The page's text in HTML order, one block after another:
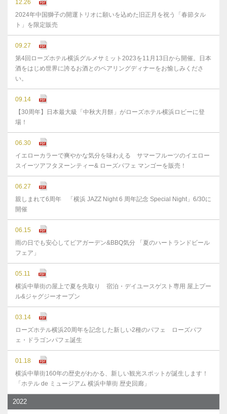
12.26
2024年中国獅子の開運トリオに願いを込めた旧正月を祝う「春節タル
ト」を限定販売
09.27
第4回ローズホテル横浜グルメサミット2023を11月13日から開催。日本
酒をはじめ世界に誇るお酒とのペアリングディナーをお愉しみくださ
い。
09.14
【30周年】日本最大級「中秋大月餅」がローズホテル横浜ロビーに登
場！
06.30
イエローカラーで爽やかな気分を味わえる サマーフルーツのイエロー
スイーツアフタヌーンティー& ローズパフェ マンゴーを販売！
06.27
親しまれて6周年 「横浜 JAZZ Night 6 周年記念 Special Night」6/30に
開催
06.15
雨の日でも安心してビアガーデン&BBQ気分 「夏のハートランドビール
フェア」
05.11
横浜中華街の屋上で夏を先取り 宿泊・デイユースゲスト専用 屋上プー
ル&ジャグジーオープン
03.14
ローズホテル横浜20周年を記念した新しい2種のパフェ ローズパフ
ェ・ドラゴンパフェ誕生
01.18
横浜中華街160年の歴史がわかる、新しい観光スポットが誕生します！
「ホテル de ミュージアム 横浜中華街 歴史回廊」
2022